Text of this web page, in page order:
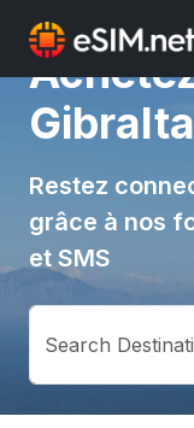
Restez
grâce à nos
et SMS